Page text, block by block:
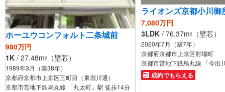
ホーユウコンフォルト二条城前
980万円
1K / 27.48m2 （壁芯）
1989年3月（築38年）
京都府京都市上京区三町目（東堀川通）
京都市営地下鉄烏丸線 「丸太町」駅 徒歩14分
ライオンズ京都小川御
7,080万円
3LDK / 76.37m2 （壁芯）
2020年7月（築7年）
京都府京都市上京区射場町
京都市営地下鉄烏丸線 「今出
成約でもらえる